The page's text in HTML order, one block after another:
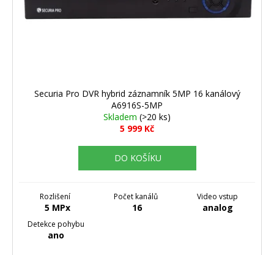
Securia Pro DVR hybrid záznamník 5MP 16 kanálový
A6916S-5MP
Skladem (>20 ks)
5 999 Kč
DO KOŠÍKU
Rozlišení
5 MPx
Počet kanálů
16
Video vstup
analog
Detekce pohybu
ano